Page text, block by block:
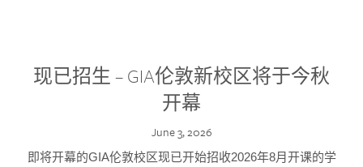
现已招生 – GIA伦敦新校区将于今秋
开幕
June 3, 2026
即将开幕的GIA伦敦校区现已开始招收2026年8月开课的学